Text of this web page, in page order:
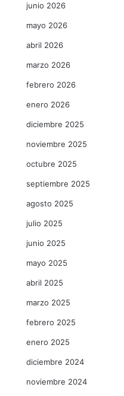
junio 2026
mayo 2026
abril 2026
marzo 2026
febrero 2026
enero 2026
diciembre 2025
noviembre 2025
octubre 2025
septiembre 2025
agosto 2025
julio 2025
junio 2025
mayo 2025
abril 2025
marzo 2025
febrero 2025
enero 2025
diciembre 2024
noviembre 2024